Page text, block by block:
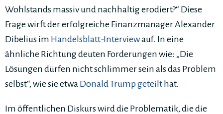
Wohlstands massiv und nachhaltig erodiert?“ Diese
Frage wirft der erfolgreiche Finanzmanager Alexander
Dibelius im Handelsblatt-Interviewauf. In eine
ähnliche Richtung deuten Forderungen wie: „Die
Lösungen dürfen nicht schlimmer sein als das Problem
selbst“, wie sie etwa Donald Trump geteilt hat.
Im öffentlichen Diskurs wird die Problematik, die die